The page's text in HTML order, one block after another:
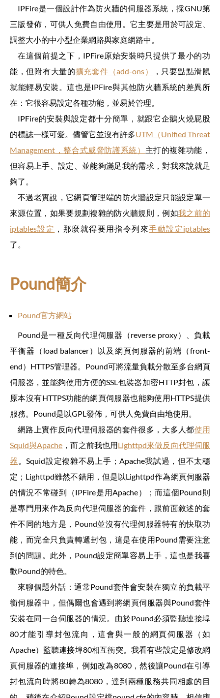
IPFire是一個設計作為防火牆的伺服器系統，採GNU第
三版發佈，可供人免費自由使用。它主要是用於可設定、
調整大小的中小型企業網路與家庭網路中。
在這個前提之下，IPFire原始安裝時只提供了最小的功
能，但附有大量的擴充套件（add-ons）
，只要點點滑鼠
就能輕易安裝。這也是IPFire與其他防火牆系統的差異所
在：它很容易設定各種功能，並易於管理。
IPFire的安裝與設定都十分簡單，就跟它企鵝火燒屁股
的標誌一樣可愛。儘管它並沒有許多UTM（Unified Threat
Management，整合式威脅防護系統） 主打的複雜功能，
但容易上手、設定、並能夠滿足我的需求，對我來說就足
夠了。
不過老實說，它網頁管理端的防火牆設定只能設定單一
來源位置，如果要規劃複雜的防火牆規則，例如我之前的
iptables設定
，那麼就得要用指令列來手動設定iptables
了。
Pound簡介
Pound官方網站
Pound是一種反向代理伺服器（reverse proxy）、負載
平衡器（load balancer）以及網頁伺服器的前端（front-
end）HTTPS管理器。Pound可將流量負載分散至多台網頁
伺服器，並能夠使用方便的SSL包裝器加密HTTP封包，讓
原本沒有HTTPS功能的網頁伺服器也能夠使用HTTPS提供
服務。Pound是以GPL發佈，可供人免費自由地使用。
網路上實作反向代理伺服器的套件很多，大多人都使用
Squid與Apache ，而之前我也用Lighttpd來做反向代理伺服
器 。Squid設定複雜不易上手；Apache我試過，但不太穩
定；Lighttpd雖然不錯用，但是以Lighttpd作為網頁伺服器
的情況不常碰到（IPFire是用Apache）；而這個Pound則
是專門用來作為反向代理伺服器的套件，跟前面敘述的套
件不同的地方是，Pound並沒有代理伺服器特有的快取功
能，而完全只負責轉遞封包，這是在使用Pound需要注意
到的問題。此外，Pound設定簡單容易上手，這也是我喜
歡Pound的特色。
來聊個題外話：通常Pound套件會安裝在獨立的負載平
衡伺服器中，但偶爾也會遇到將網頁伺服器與Pound套件
安裝在同一台伺服器的情況。由於Pound必須監聽連接埠
80才能引導封包流向，這會與一般的網頁伺服器（如
Apache）監聽連接埠80相互衝突。我看有些設定是修改網
頁伺服器的連接埠，例如改為8080，然後讓Pound在引導
封包流向時將80轉為8080，達到兩種服務共同相處的目